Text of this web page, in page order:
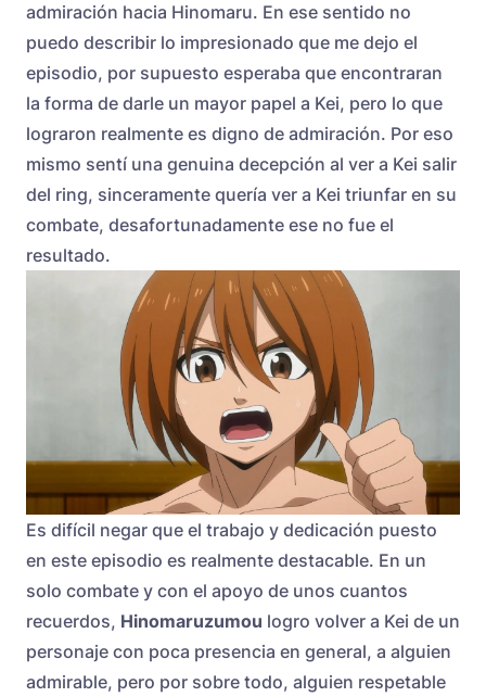
admiración hacia Hinomaru. En ese sentido no
puedo describir lo impresionado que me dejo el
episodio, por supuesto esperaba que encontraran
la forma de darle un mayor papel a Kei, pero lo que
lograron realmente es digno de admiración. Por eso
mismo sentí una genuina decepción al ver a Kei salir
del ring, sinceramente quería ver a Kei triunfar en su
combate, desafortunadamente ese no fue el
resultado.
Es difícil negar que el trabajo y dedicación puesto
en este episodio es realmente destacable. En un
solo combate y con el apoyo de unos cuantos
recuerdos, Hinomaruzumou logro volver a Kei de un
personaje con poca presencia en general, a alguien
admirable, pero por sobre todo, alguien respetable